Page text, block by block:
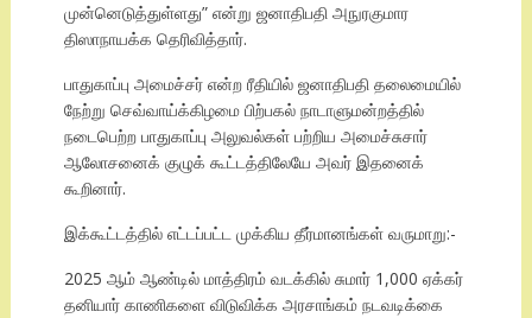
முன்னெடுத்துள்ளது” என்று ஜனாதிபதி அநுரகுமார
திஸாநாயக்க தெரிவித்தார்.
பாதுகாப்பு அமைச்சர் என்ற ரீதியில் ஜனாதிபதி தலைமையில்
நேற்று செவ்வாய்க்கிழமை பிற்பகல் நாடாளுமன்றத்தில்
நடைபெற்ற பாதுகாப்பு அலுவல்கள் பற்றிய அமைச்சுசார்
ஆலோசனைக் குழுக் கூட்டத்திலேயே அவர் இதனைக்
கூறினார்.
இக்கூட்டத்தில் எட்டப்பட்ட முக்கிய தீர்மானங்கள் வருமாறு:-
2025 ஆம் ஆண்டில் மாத்திரம் வடக்கில் சுமார் 1,000 ஏக்கர்
தனியார் காணிகளை விடுவிக்க அரசாங்கம் நடவடிக்கை